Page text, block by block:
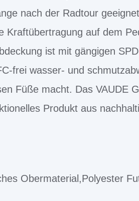
nach der Radtour
Kraftübertragung auf dem
ist mit gängigen
frei wasser- und
Füße macht. Das VAUDE
Produkt aus
Obermaterial,Polyester